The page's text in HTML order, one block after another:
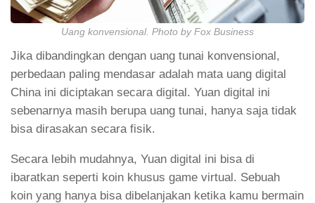
Uang konvensional. Photo by Fox Business
Jika dibandingkan dengan uang tunai konvensional,
perbedaan paling mendasar adalah mata uang digital
China ini diciptakan secara digital. Yuan digital ini
sebenarnya masih berupa uang tunai, hanya saja tidak
bisa dirasakan secara fisik.
Secara lebih mudahnya, Yuan digital ini bisa di
ibaratkan seperti koin khusus game virtual. Sebuah
koin yang hanya bisa dibelanjakan ketika kamu bermain